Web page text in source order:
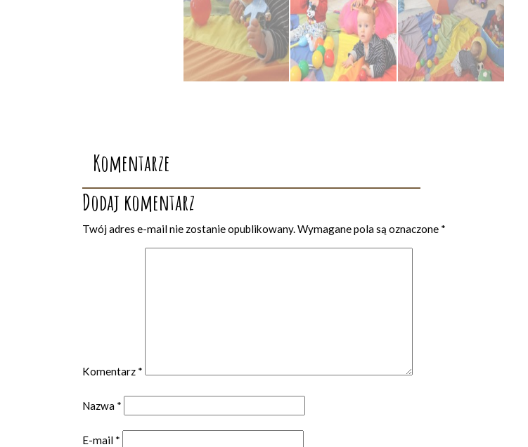
Komentarze
Dodaj komentarz
Twój adres e-mail nie zostanie opublikowany.Wymagane pola są oznaczone *
Komentarz *
Nazwa *
E-mail *